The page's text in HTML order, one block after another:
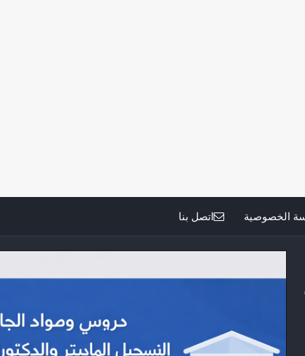
الخصوصية اتصل بنا